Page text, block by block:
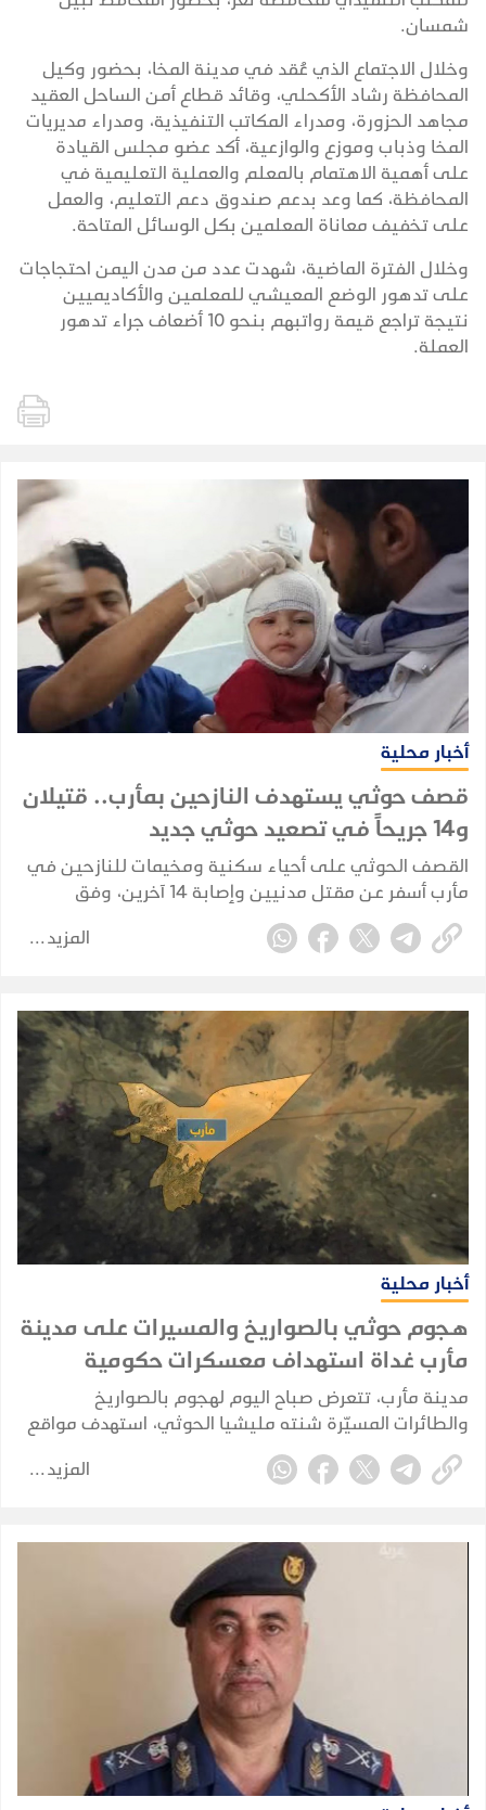
شمسان.
وخلال الاجتماع الذي عُقد في مدينة المخا، بحضور وكيل
المحافظة رشاد الأكحلي، وقائد قطاع أمن الساحل العقيد
مجاهد الحزورة، ومدراء المكاتب التنفيذية، ومدراء مديريات
المخا وذباب وموزع والوازعية، أكد عضو مجلس القيادة
على أهمية الاهتمام بالمعلم والعملية التعليمية في
المحافظة، كما وعد بدعم صندوق دعم التعليم، والعمل
على تخفيف معاناة المعلمين بكل الوسائل المتاحة.
وخلال الفترة الماضية، شهدت عدد من مدن اليمن احتجاجات
على تدهور الوضع المعيشي للمعلمين والأكاديميين
نتيجة تراجع قيمة رواتبهم بنحو 10 أضعاف جراء تدهور
العملة.
أخبار محلية
قصف حوثي يستهدف النازحين بمأرب.. قتيلان
و14 جريحاً في تصعيد حوثي جديد
القصف الحوثي على أحياء سكنية ومخيمات للنازحين في
مأرب أسفر عن مقتل مدنيين وإصابة 14 آخرين، وفق
حصيلة أولية أعلنها وزير الصحة.
المزيد
أخبار محلية
هجوم حوثي بالصواريخ والمسيرات على مدينة
مأرب غداة استهداف معسكرات حكومية
مدينة مأرب، تتعرض صباح اليوم لهجوم بالصواريخ
والطائرات المسيّرة شنته مليشيا الحوثي، استهدف مواقع
شمالي المدينة، وفق ما أكدته مصادر محلية.
المزيد